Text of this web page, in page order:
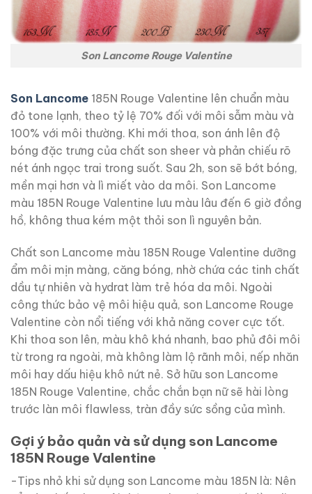
Son Lancome Rouge Valentine
Son Lancome 185N Rouge Valentine lên chuẩn màu
đỏ tone lạnh, theo tỷ lệ 70% đối với môi sẫm màu và
100% với môi thường. Khi mới thoa, son ánh lên độ
bóng đặc trưng của chất son sheer và phản chiếu rõ
nét ánh ngọc trai trong suốt. Sau 2h, son sẽ bớt bóng,
mền mại hơn và lì miết vào da môi. Son Lancome
màu 185N Rouge Valentine lưu màu lâu đến 6 giờ đồng
hồ, không thua kém một thỏi son lì nguyên bản.
Chất son Lancome màu 185N Rouge Valentine dưỡng
ẩm môi mịn màng, căng bóng, nhờ chứa các tinh chất
dầu tự nhiên và hydrat làm trẻ hóa da môi. Ngoài
công thức bảo vệ môi hiệu quả, son Lancome Rouge
Valentine còn nổi tiếng với khả năng cover cực tốt.
Khi thoa son lên, màu khô khá nhanh, bao phủ đôi môi
từ trong ra ngoài, mà không làm lộ rãnh môi, nếp nhăn
môi hay dấu hiệu khô nứt nẻ. Sở hữu son Lancome
185N Rouge Valentine, chắc chắn bạn nữ sẽ hài lòng
trước làn môi flawless, tràn đầy sức sồng của mình.
Gợi ý bảo quản và sử dụng son Lancome
185N Rouge Valentine
-Tips nhỏ khi sử dụng son Lancome màu 185N là: Nên